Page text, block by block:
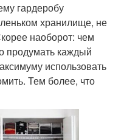
гардеробу
хранилище, не
наоборот: чем
каждый
использовать
Тем более, что